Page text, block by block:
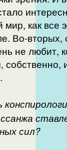
мир, как все
Во-вторых,
не любит,
собственно,
сил?